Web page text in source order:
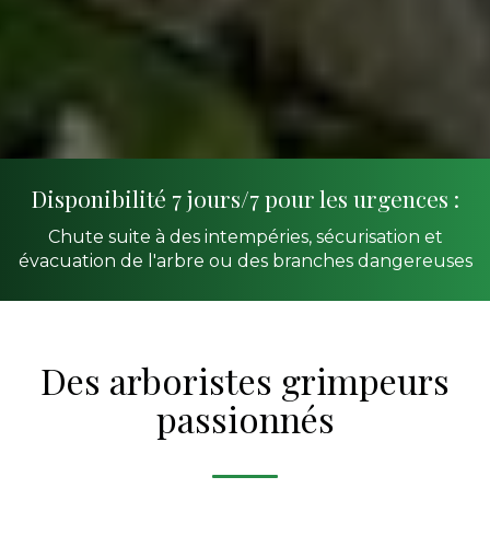
Disponibilité 7 jours/7 pour les urgences :
Chute suite à des intempéries, sécurisation et
évacuation de l'arbre ou des branches dangereuses
Des arboristes grimpeurs
passionnés